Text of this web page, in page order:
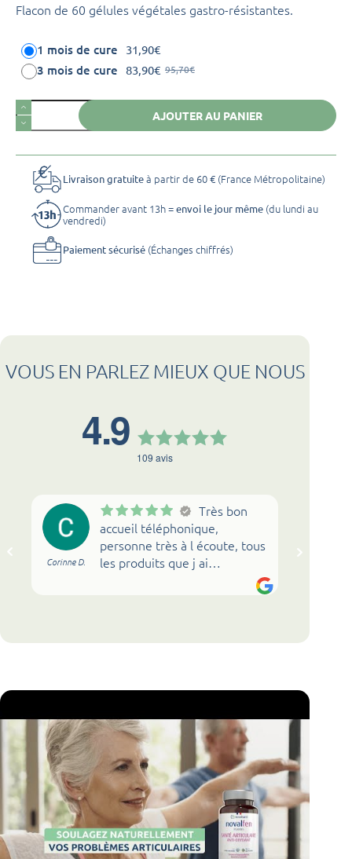
Flacon de 60 gélules végétales gastro-résistantes.
1 mois de cure 31,90€
3 mois de cure 95,70€
Le
était :
83,90€Le
est :
quantité
de
AJOUTER AU PANIER
Livraison gratuiteà partir de 60 € (France Métropolitaine)
Commander avant 13h =envoi le jour même (du lundi au
vendredi)
Paiement sécurisé (Échanges chiffrés)
VOUS EN PARLEZ MIEUX QUE NOUS
4.9
109 avis
Corinne D.
accueil téléphonique,
personne très à l écoute, tous
les produits que j ai
parfaitement. Je recommande